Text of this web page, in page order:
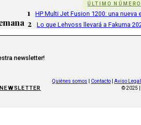
ÚLTIMO NÚMERO
1 HP Multi Jet Fusion 1200: una
2 Lo que Lehvoss llevará a Fakuma
newsletter!
Quiénes somos Contacto
Aviso Legal
© 2025